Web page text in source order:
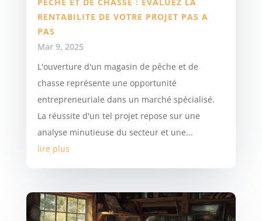
RENTABILITE DE VOTRE PROJET PAS A
PAS
Mar 9, 2025
L'ouverture d'un magasin de pêche et de
chasse représente une opportunité
entrepreneuriale dans un marché spécialisé.
La réussite d'un tel projet repose sur une
analyse minutieuse du secteur et une...
lire plus